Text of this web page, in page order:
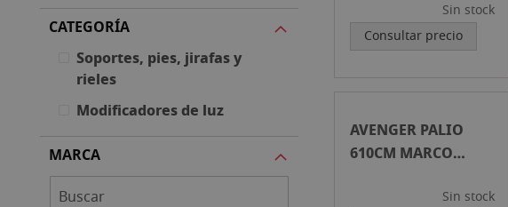
CATEGORÍA
Soportes, pies, jirafas y
rieles
Modificadores de luz
MARCA
Sin stock
Consultar precio
AVENGER PALIO
610CM MARCO
Sin stock